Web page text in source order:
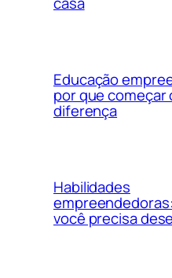
Educação
por que começar
diferença
Habilidades
você precisa